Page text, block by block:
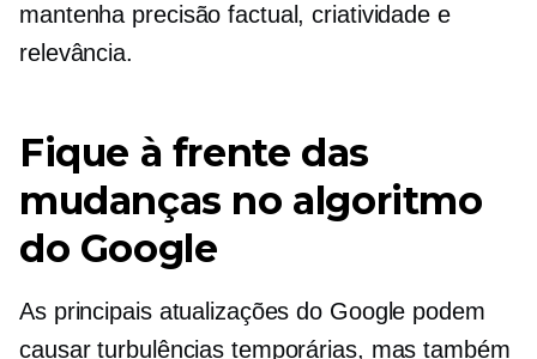
mantenha precisão factual, criatividade e
relevância.
Fique à frente das
mudanças no algoritmo
do Google
As principais atualizações do Google podem
causar turbulências temporárias, mas também